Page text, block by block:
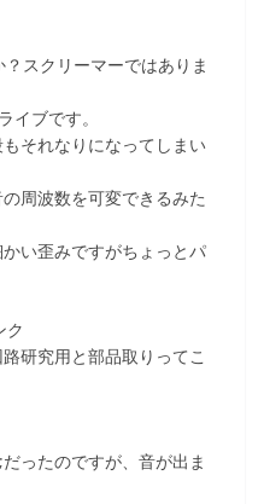
スクリーマーではありま
イブです。
それなりになってしまい
周波数を可変できるみた
い歪みですがちょっとパ
ク
研究用と部品取りってこ
ったのですが、音が出ま